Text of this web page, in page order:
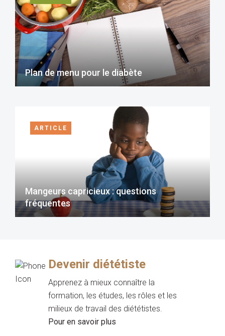
Plan de menu pour le diabète
ARTICLE
Mangeurs capricieux : questions
fréquentes
Devenir diététiste
Apprenez à mieux connaître la
formation, les études, les rôles et les
milieux de travail des diététistes.
Pour en savoir plus